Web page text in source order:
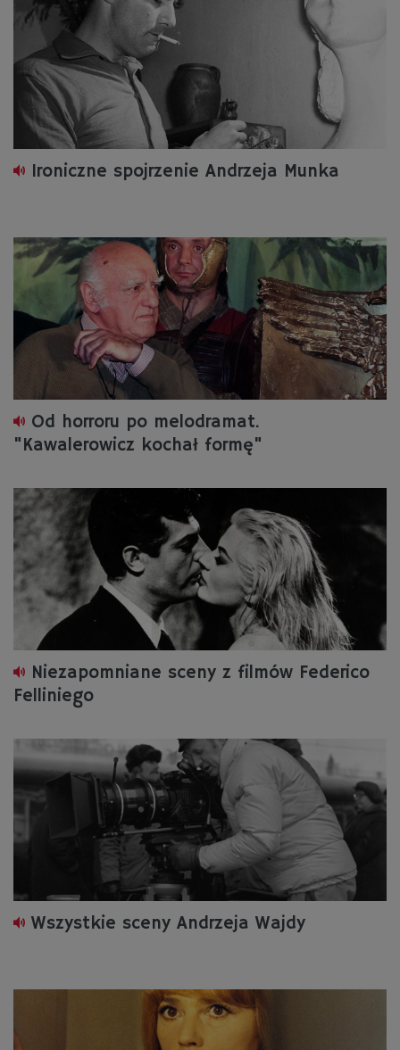
Ironiczne spojrzenie Andrzeja Munka
Od horroru po melodramat.
"Kawalerowicz kochał formę"
Niezapomniane sceny z filmów Federico
Felliniego
Wszystkie sceny Andrzeja Wajdy